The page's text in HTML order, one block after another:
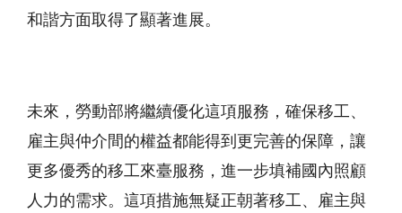
和諧方面取得了顯著進展。
未來，勞動部將繼續優化這項服務，確保移工、
雇主與仲介間的權益都能得到更完善的保障，讓
更多優秀的移工來臺服務，進一步填補國內照顧
人力的需求。這項措施無疑正朝著移工、雇主與